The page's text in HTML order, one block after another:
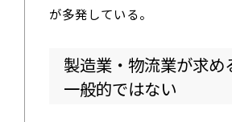
が多発している。
製造業・物流業が求め
一般的ではない